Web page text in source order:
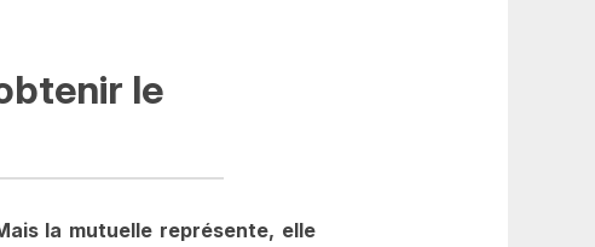
le
la mutuelle représente, elle